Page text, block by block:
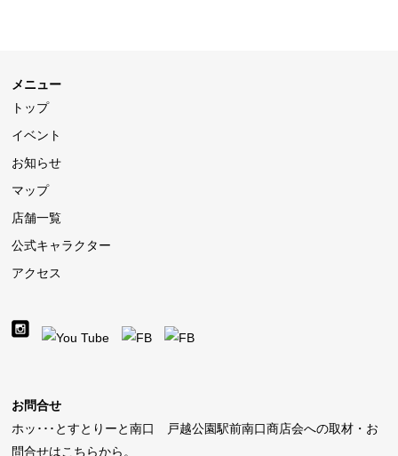
メニュー
トップ
イベント
お知らせ
マップ
店舗一覧
公式キャラクター
アクセス
お問合せ
ホッ･･･とすとりーと南口 戸越公園駅前南口商店会への取材・お
問合せはこちらから。